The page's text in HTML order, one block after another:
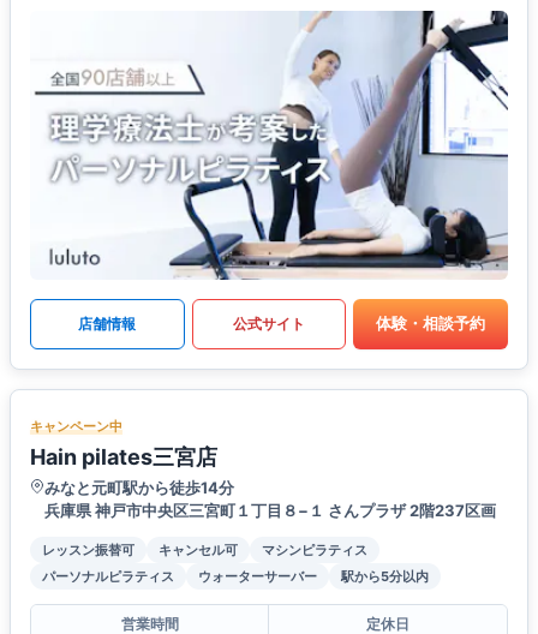
店舗情報 公式サイト 体験・相談予約
キャンペーン中
Hain pilates三宮店
みなと元町駅から徒歩14分
兵庫県 神戸市中央区三宮町１丁目８−１ さんプラザ 2階237区画
レッスン振替可 キャンセル可
マシンピラティス
パーソナルピラティス
ウォーターサーバー 駅から5分以内
営業時間
定休日